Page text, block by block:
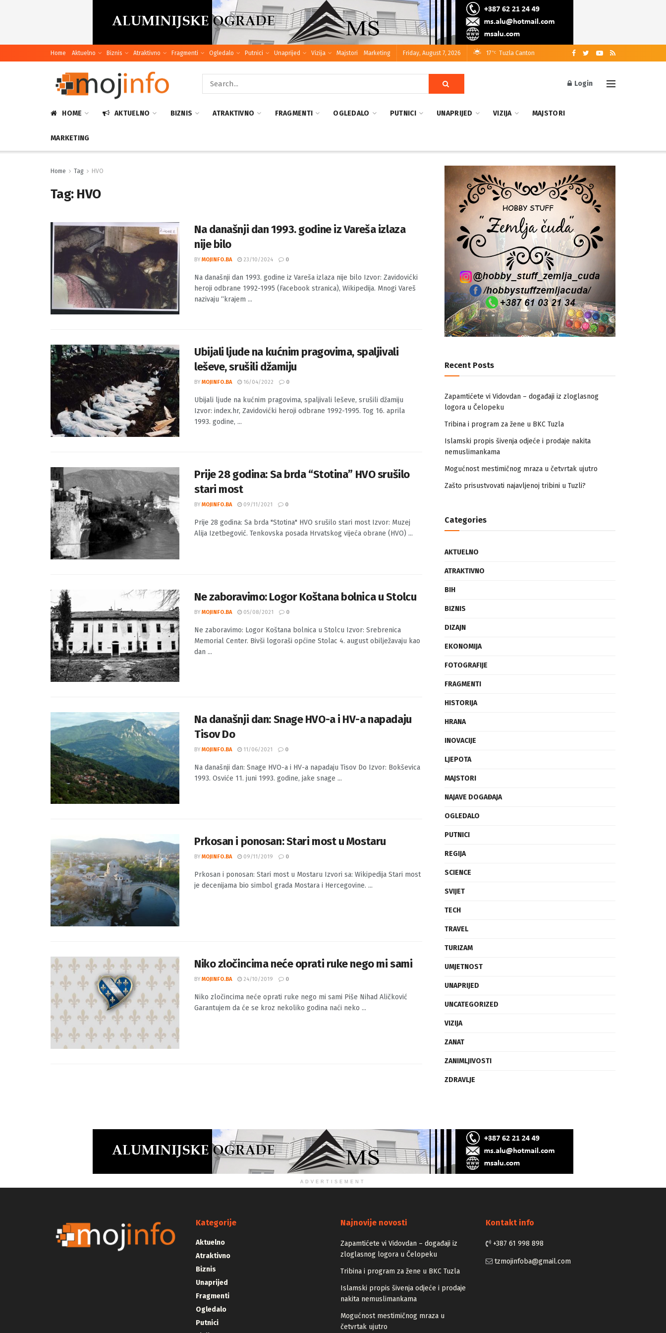
Home Aktuelno Biznis Atraktivno Fragmenti Ogledalo Putnici Unaprijed Vizija Majstori Marketing Friday, August 7, 2026 17 °C Tuzla Canton
Login
HOME AKTUELNO BIZNIS ATRAKTIVNO FRAGMENTI OGLEDALO PUTNICI UNAPRIJED VIZIJA MAJSTORI
MARKETING
Home Tag HVO
Tag: HVO
Na današnji dan 1993. godine iz Vareša izlaza
nije bilo
BY MOJINFO.BA 23/10/2024 0
Na današnji dan 1993. godine iz Vareša izlaza nije bilo Izvor: Zavidovićki
heroji odbrane 1992-1995 (Facebook stranica), Wikipedija. Mnogi Vareš
nazivaju “krajem ...
Ubijali ljude na kućnim pragovima, spaljivali
leševe, srušili džamiju
BY MOJINFO.BA 16/04/2022 0
Ubijali ljude na kućnim pragovima, spaljivali leševe, srušili džamiju
Izvor: index.hr, Zavidovićki heroji odbrane 1992-1995. Tog 16. aprila
1993. godine, ...
Prije 28 godina: Sa brda “Stotina” HVO srušilo
stari most
BY MOJINFO.BA 09/11/2021 0
Prije 28 godina: Sa brda "Stotina" HVO srušilo stari most Izvor: Muzej
Alija Izetbegović. Tenkovska posada Hrvatskog vijeća obrane (HVO) ...
Ne zaboravimo: Logor Koštana bolnica u Stolcu
BY MOJINFO.BA 05/08/2021 0
Ne zaboravimo: Logor Koštana bolnica u Stolcu Izvor: Srebrenica
Memorial Center. Bivši logoraši općine Stolac 4. august obilježavaju kao
dan ...
Na današnji dan: Snage HVO-a i HV-a napadaju
Tisov Do
BY MOJINFO.BA 11/06/2021 0
Na današnji dan: Snage HVO-a i HV-a napadaju Tisov Do Izvor: Bokševica
1993. Osviće 11. juni 1993. godine, jake snage ...
Prkosan i ponosan: Stari most u Mostaru
BY MOJINFO.BA 09/11/2019 0
Prkosan i ponosan: Stari most u Mostaru Izvori sa: Wikipedija Stari most
je decenijama bio simbol grada Mostara i Hercegovine. ...
Niko zločincima neće oprati ruke nego mi sami
BY MOJINFO.BA 24/10/2019 0
Niko zločincima neće oprati ruke nego mi sami Piše Nihad Aličković
Garantujem da će se kroz nekoliko godina naći neko ...
Recent Posts
Zapamtićete vi Vidovdan – događaji iz zloglasnog
logora u Čelopeku
Tribina i program za žene u BKC Tuzla
Islamski propis šivenja odjeće i prodaje nakita
nemuslimankama
Mogućnost mestimičnog mraza u četvrtak ujutro
Zašto prisustvovati najavljenoj tribini u Tuzli?
Categories
AKTUELNO
ATRAKTIVNO
BIH
BIZNIS
DIZAJN
EKONOMIJA
FOTOGRAFIJE
FRAGMENTI
HISTORIJA
HRANA
INOVACIJE
LJEPOTA
MAJSTORI
NAJAVE DOGAĐAJA
OGLEDALO
PUTNICI
REGIJA
SCIENCE
SVIJET
TECH
TRAVEL
TURIZAM
UMJETNOST
UNAPRIJED
UNCATEGORIZED
VIZIJA
ZANAT
ZANIMLJIVOSTI
ZDRAVLJE
ADVERTISEMENT
Kategorije
Aktuelno
Atraktivno
Biznis
Unaprijed
Fragmenti
Ogledalo
Putnici
Najnovije novosti
Zapamtićete vi Vidovdan – događaji iz
zloglasnog logora u Čelopeku
Tribina i program za žene u BKC Tuzla
Islamski propis šivenja odjeće i prodaje
nakita nemuslimankama
Mogućnost mestimičnog mraza u
četvrtak ujutro
Kontakt info
+387 61 998 898
tzmojinfoba@gmail.com